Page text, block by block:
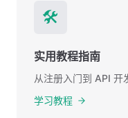
🛠️
实用教程指南
从注册入门到 API 开
学习教程